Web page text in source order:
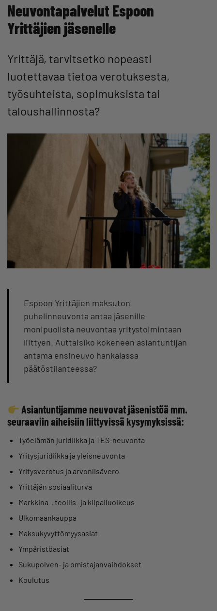
Neuvontapalvelut Espoon
Yrittäjien jäsenelle
Yrittäjä, tarvitsetko nopeasti
luotettavaa tietoa verotuksesta,
työsuhteista, sopimuksista tai
taloushallinnosta?
Espoon Yrittäjien maksuton
puhelinneuvonta antaa jäsenille
monipuolista neuvontaa yritystoimintaan
liittyen. Auttaisiko kokeneen asiantuntijan
antama ensineuvo hankalassa
päätöstilanteessa?
Asiantuntijamme neuvovat jäsenistöä mm.
seuraaviin aiheisiin liittyvissä kysymyksissä:
Työelämän juridiikka ja TES-neuvonta
Yritysjuridiikka ja yleisneuvonta
Yritysverotus ja arvonlisävero
Yrittäjän sosiaaliturva
Markkina-, teollis- ja kilpailuoikeus
Ulkomaankauppa
Maksukyvyttömyysasiat
Ympäristöasiat
Sukupolven- ja omistajanvaihdokset
Koulutus